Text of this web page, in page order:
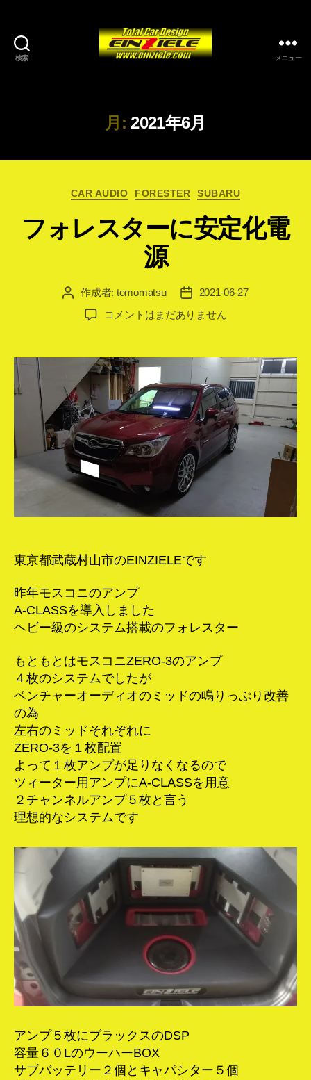
検索 メニュー
月: 2021年6月
カ
ー
CAR AUDIO FORESTER SUBARU
フォレスターに安定化電
源
投 作成者: tomomatsu
投
稿
日
2021-06-27
フ
ス
タ
ー
に
安
定
化
電
源
へ
コメントはまだありません
東京都武蔵村山市のEINZIELEです
昨年モスコニのアンプ
A-CLASSを導入しました
ヘビー級のシステム搭載のフォレスター
もともとはモスコニZERO-3のアンプ
４枚のシステムでしたが
ベンチャーオーディオのミッドの鳴りっぷり改善
の為
左右のミッドそれぞれに
ZERO-3を１枚配置
よって１枚アンプが足りなくなるので
ツィーター用アンプにA-CLASSを用意
２チャンネルアンプ５枚と言う
理想的なシステムです
アンプ５枚にブラックスのDSP
容量６０LのウーハーBOX
サブバッテリー２個とキャパシター５個